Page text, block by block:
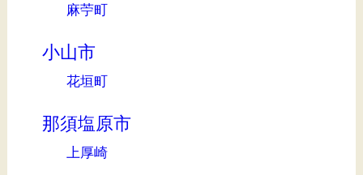
麻苧町
小山市
花垣町
那須塩原市
上厚崎